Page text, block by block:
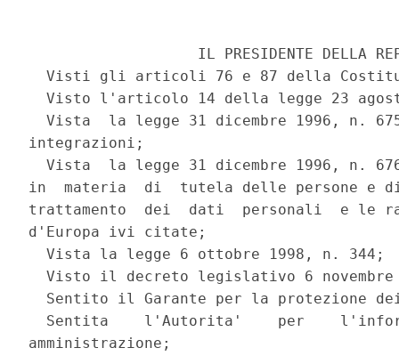
IL PRESIDENTE DELLA
Visti gli articoli 76 e 87 della
Visto l'articolo 14 della legge 23
Vista  la legge 31 dicembre 1996, n.
integrazioni;
Vista  la legge 31 dicembre 1996, n.
in  materia  di  tutela delle persone e
trattamento  dei  dati  personali  e le
d'Europa ivi citate;
  Vista la legge 6 ottobre 1998, n. 344;
Visto il decreto legislativo 6 novembre
Sentito il Garante per la protezione
Sentita    l'Autorita'    per
amministrazione;